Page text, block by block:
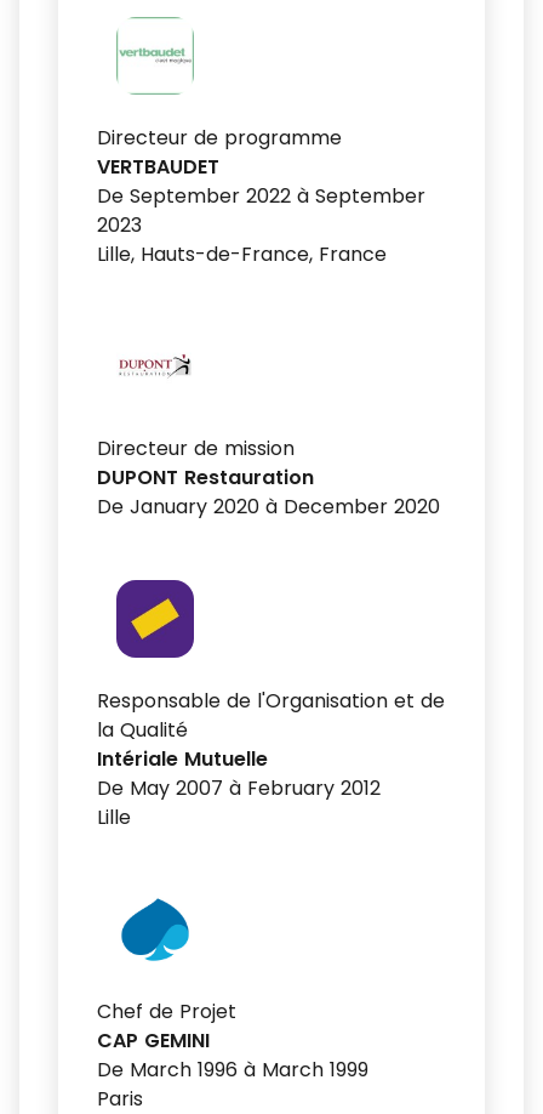
Directeur de programme
VERTBAUDET
De September 2022 à September
2023
Lille, Hauts-de-France, France
Directeur de mission
DUPONT Restauration
De January 2020 à December 2020
Responsable de l'Organisation et de
la Qualité
Intériale Mutuelle
De May 2007 à February 2012
Lille
Chef de Projet
CAP GEMINI
De March 1996 à March 1999
Paris